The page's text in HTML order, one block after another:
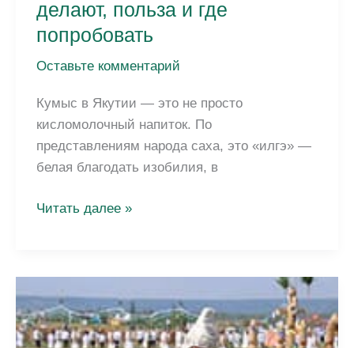
делают, польза и где
попробовать
Оставьте комментарий
Кумыс в Якутии — это не просто
кисломолочный напиток. По
представлениям народа саха, это «илгэ» —
белая благодать изобилия, в
Якутский
делают,
польза
и
Читать далее »